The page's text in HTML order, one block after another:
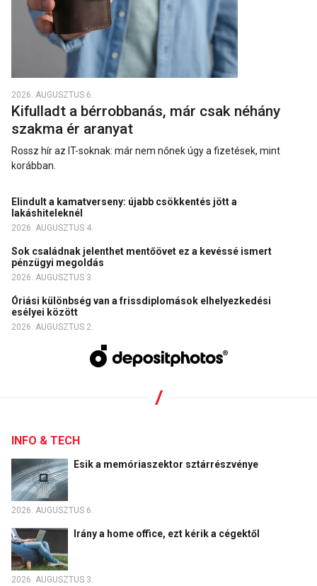
2026. AUGUSZTUS 6.
Kifulladt a bérrobbanás, már csak néhány
szakma ér aranyat
Rossz hír az IT-soknak: már nem nőnek úgy a fizetések, mint
korábban.
Elindult a kamatverseny: újabb csökkentés jött a
lakáshiteleknél
2026. AUGUSZTUS 4.
Sok családnak jelenthet mentőövet ez a kevéssé ismert
pénzügyi megoldás
2026. AUGUSZTUS 3.
Óriási különbség van a frissdiplomások elhelyezkedési
esélyei között
2026. AUGUSZTUS 2.
INFO & TECH
Esik a memóriaszektor sztárrészvénye
2026. AUGUSZTUS 6.
Irány a home office, ezt kérik a cégektől
2026. AUGUSZTUS 3.